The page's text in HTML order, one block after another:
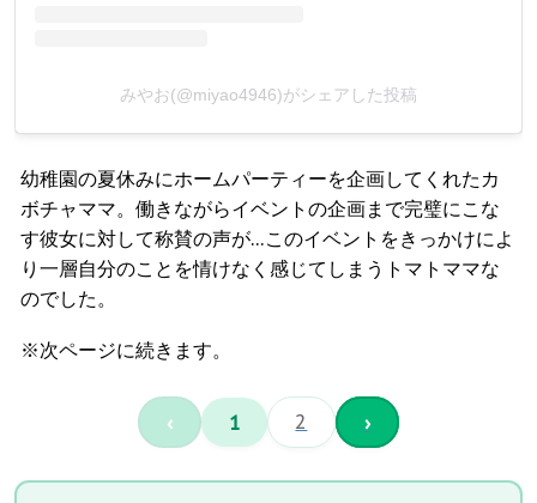
みやお(@miyao4946)がシェアした投稿
幼稚園の夏休みにホームパーティーを企画してくれたカ
ボチャママ。働きながらイベントの企画まで完璧にこな
す彼女に対して称賛の声が…このイベントをきっかけによ
り一層自分のことを情けなく感じてしまうトマトママな
のでした。
※次ページに続きます。
‹ 1 2 ›